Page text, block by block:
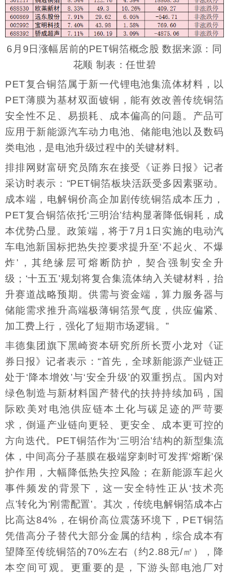
6月9日涨幅居前的PET铜箔概念股 数据来源：同
花顺 制表：任世碧
PET复合铜箔属于新一代锂电池集流体材料，以
PET薄膜为基材双面镀铜，能有效改善传统铜箔
安全性不足、易损耗、成本偏高的问题。产品可
应用于新能源汽车动力电池、储能电池以及数码
类电池，是电池升级过程中的关键材料。
排排网财富研究员隋东在接受《证券日报》记者
采访时表示：“PET铜箔板块活跃受多因素驱动。
成本端，电解铜价高企加剧传统铜箔成本压力，
PET复合铜箔依托‘三明治’结构显著降低铜耗，成
本优势凸显。政策端，将于7月1日实施的电动汽
车电池新国标把热失控要求提升至‘不起火、不爆
炸’，其绝缘层可熔断防护，契合强制安全升
级；‘十五五’规划将复合集流体纳入关键材料，抬
升赛道战略预期。供需与资金端，算力服务器与
储能需求推升高端极薄铜箔景气度，供应偏紧、
加工费上行，强化了短期市场逻辑。”
丰德集团旗下黑崎资本研究所所长贾小龙对《证
券日报》记者表示：“首先，全球新能源产业链正
处于‘降本增效’与‘安全升级’的双重拐点。国内对
绿色制造与新材料国产替代的扶持持续加码，国
际欧美对电池供应链本土化与碳足迹的严苛要
求，倒逼产业链向更轻、更安全、成本更可控的
方向迭代。PET铜箔作为‘三明治’结构的新型集流
体，中间高分子基膜在极端穿刺时可发挥‘熔断’保
护作用，大幅降低热失控风险；在新能源车起火
事件频发的背景下，这一安全特性正从‘技术亮
点’转化为‘刚需配置’。其次，传统电解铜箔成本占
比高达84%，在铜价高位震荡环境下，PET铜箔
凭借高分子替代大部分金属的结构，综合成本有
望降至传统铜箔的70%左右（约2.88元/㎡），降
本空间可观。更重要的是，下游头部电池厂对